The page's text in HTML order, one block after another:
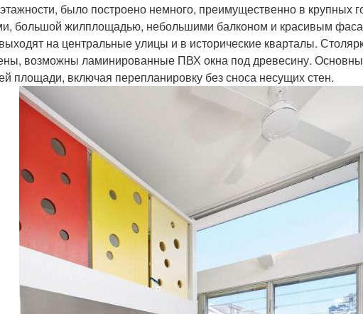
было построено немного, преимущественно в крупных
большой жилплощадью, небольшими балконом и красивым
на центральные улицы и в исторические кварталы.
возможны ламинированные ПВХ окна под древесину.
площади, включая перепланировку без сноса несущих стен.